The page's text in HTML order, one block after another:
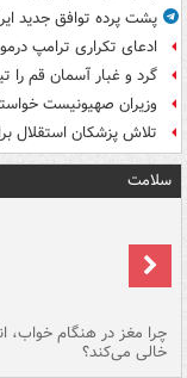
پشت پرده توافق جدید
ادعای تکراری ترامپ
گرد و غبار آسمان قم را
وزیران صهیونیست
تلاش پزشکان استقلال
سلامت
چرا مغز در هنگام خواب،
خالی می‌کند؟